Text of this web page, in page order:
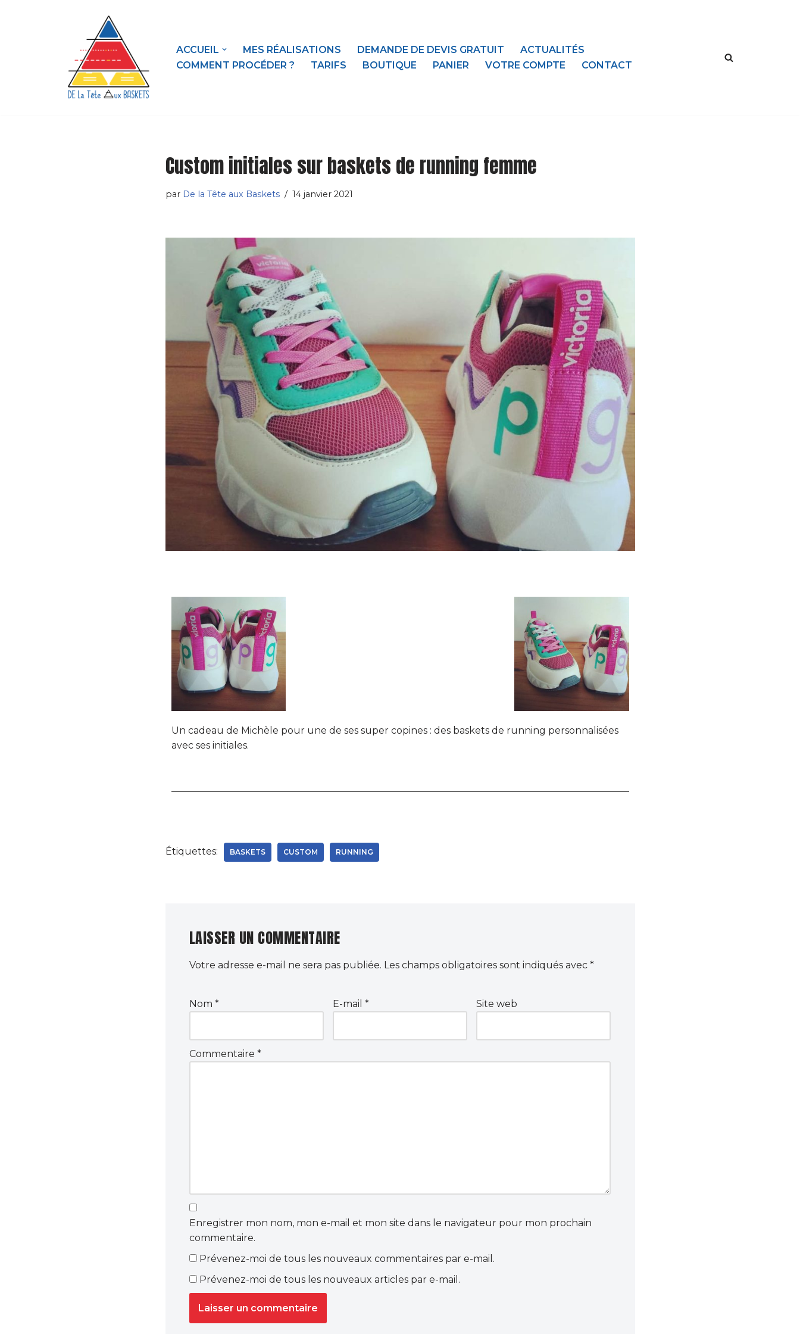
ACCUEIL MES RÉALISATIONS DEMANDE DE DEVIS GRATUIT
ACTUALITÉS
COMMENT PROCÉDER ?
TARIFS BOUTIQUE PANIER VOTRE COMPTE CONTACT
Custom initiales sur baskets de running femme
par De la Tête aux Baskets 14 janvier 2021
Un cadeau de Michèle pour une de ses super copines : des baskets de running personnalisées
avec ses initiales.
Étiquettes: BASKETS CUSTOM RUNNING
LAISSER UN COMMENTAIRE
Votre adresse e-mail ne sera pas publiée. Les champs obligatoires sont indiqués avec *
Nom * E-mail * Site web
Commentaire *
Enregistrer mon nom, mon e-mail et mon site dans le navigateur pour mon prochain
commentaire.
Prévenez-moi de tous les nouveaux commentaires par e-mail.
Prévenez-moi de tous les nouveaux articles par e-mail.